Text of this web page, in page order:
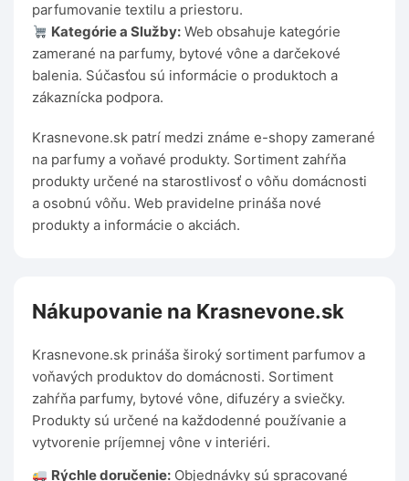
parfumovanie textilu a priestoru.
Kategórie a Služby: Web obsahuje kategórie
zamerané na parfumy, bytové vône a darčekové
balenia. Súčasťou sú informácie o produktoch a
zákaznícka podpora.
Krasnevone.sk patrí medzi známe e-shopy zamerané
na parfumy a voňavé produkty. Sortiment zahŕňa
produkty určené na starostlivosť o vôňu domácnosti
a osobnú vôňu. Web pravidelne prináša nové
produkty a informácie o akciách.
Nákupovanie na Krasnevone.sk
Krasnevone.sk prináša široký sortiment parfumov a
voňavých produktov do domácnosti. Sortiment
zahŕňa parfumy, bytové vône, difuzéry a sviečky.
Produkty sú určené na každodenné používanie a
vytvorenie príjemnej vône v interiéri.
Rýchle doručenie: Objednávky sú spracované